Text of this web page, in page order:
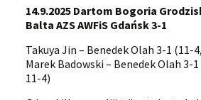
14.9.2025 Dartom Bogoria
Balta AZS AWFiS Gdańsk 3-1
Takuya Jin – Benedek Olah 3-1 (11-
Marek Badowski – Benedek Olah 3-
11-4)